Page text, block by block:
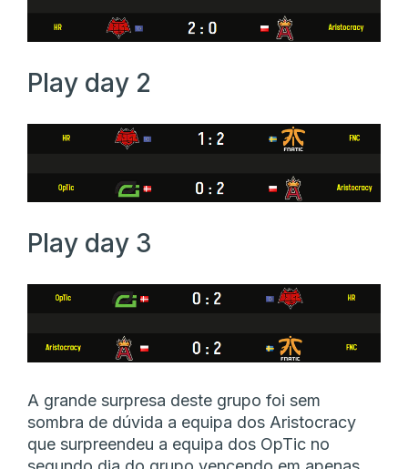
Play day 2
Play day 3
A grande surpresa deste grupo foi sem
sombra de dúvida a equipa dos Aristocracy
que surpreendeu a equipa dos OpTic no